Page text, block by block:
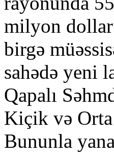
milyon dollar
birgə
sahədə yeni
Qapalı
Kiçik və Orta
Bununla